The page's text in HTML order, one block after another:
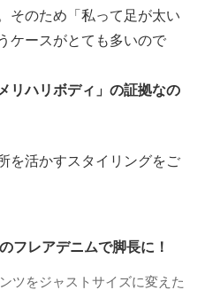
そのため「私って足が太い
ケースがとても多いので
リハリボディ」の証拠なの
を活かすスタイリングをご
フレアデニムで脚長に！
ツをジャストサイズに変えた